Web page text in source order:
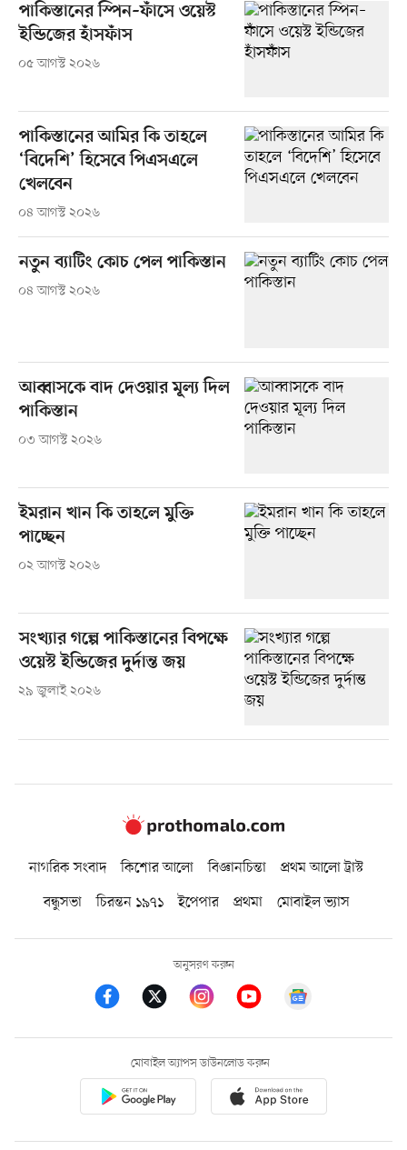
পাকিস্তানের স্পিন–ফাঁসে ওয়েস্ট
ইন্ডিজের হাঁসফাঁস
০৫ আগস্ট ২০২৬
পাকিস্তানের আমির কি তাহলে
‘বিদেশি’ হিসেবে পিএসএলে
খেলবেন
০৪ আগস্ট ২০২৬
নতুন ব্যাটিং কোচ পেল পাকিস্তান
০৪ আগস্ট ২০২৬
আব্বাসকে বাদ দেওয়ার মূল্য দিল
পাকিস্তান
০৩ আগস্ট ২০২৬
ইমরান খান কি তাহলে মুক্তি
পাচ্ছেন
০২ আগস্ট ২০২৬
সংখ্যার গল্পে পাকিস্তানের বিপক্ষে
ওয়েস্ট ইন্ডিজের দুর্দান্ত জয়
২৯ জুলাই ২০২৬
নাগরিক সংবাদ কিশোর আলো বিজ্ঞানচিন্তা
প্রথম আলো ট্রাস্ট
বন্ধুসভা
চিরন্তন ১৯৭১ ইপেপার প্রথমা মোবাইল ভ্যাস
অনুসরণ করুন
মোবাইল অ্যাপস ডাউনলোড করুন